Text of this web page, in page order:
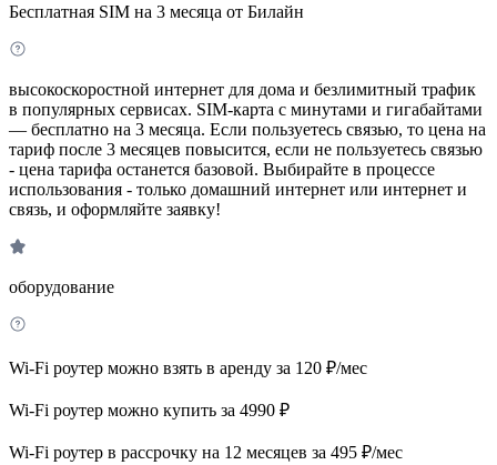
Бесплатная SIM на 3 месяца от Билайн
высокоскоростной интернет для дома и безлимитный трафик
в популярных сервисах. SIM-карта с минутами и гигабайтами
— бесплатно на 3 месяца. Если пользуетесь связью, то цена на
тариф после 3 месяцев повысится, если не пользуетесь связью
- цена тарифа останется базовой. Выбирайте в процессе
использования - только домашний интернет или интернет и
связь, и оформляйте заявку!
оборудование
Wi-Fi роутер можно взять в аренду за 120 ₽/мес
Wi-Fi роутер можно купить за 4990 ₽
Wi-Fi роутер в рассрочку на 12 месяцев за 495 ₽/мес